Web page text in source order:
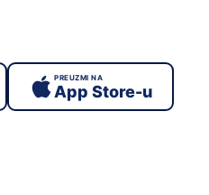
PREUZMI NA
App Store-u